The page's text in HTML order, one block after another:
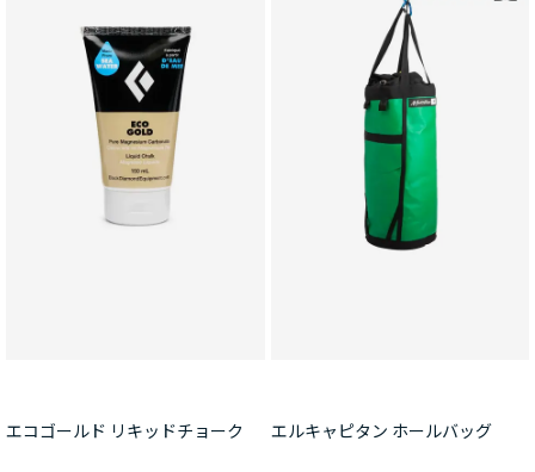
エコゴールド リキッドチョーク エルキャピタン ホールバッグ